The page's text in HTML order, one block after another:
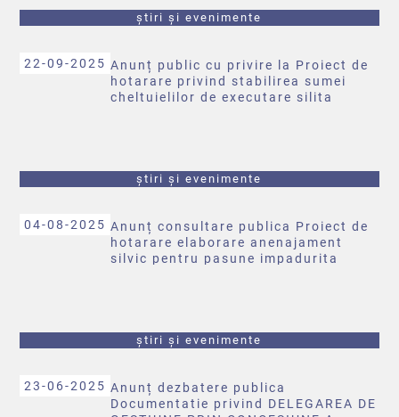
știri și evenimente
22-09-2025 Anunț public cu privire la Proiect de
hotarare privind stabilirea sumei
cheltuielilor de executare silita
știri și evenimente
04-08-2025 Anunț consultare publica Proiect de
hotarare elaborare anenajament
silvic pentru pasune impadurita
știri și evenimente
23-06-2025 Anunț dezbatere publica
Documentatie privind DELEGAREA DE